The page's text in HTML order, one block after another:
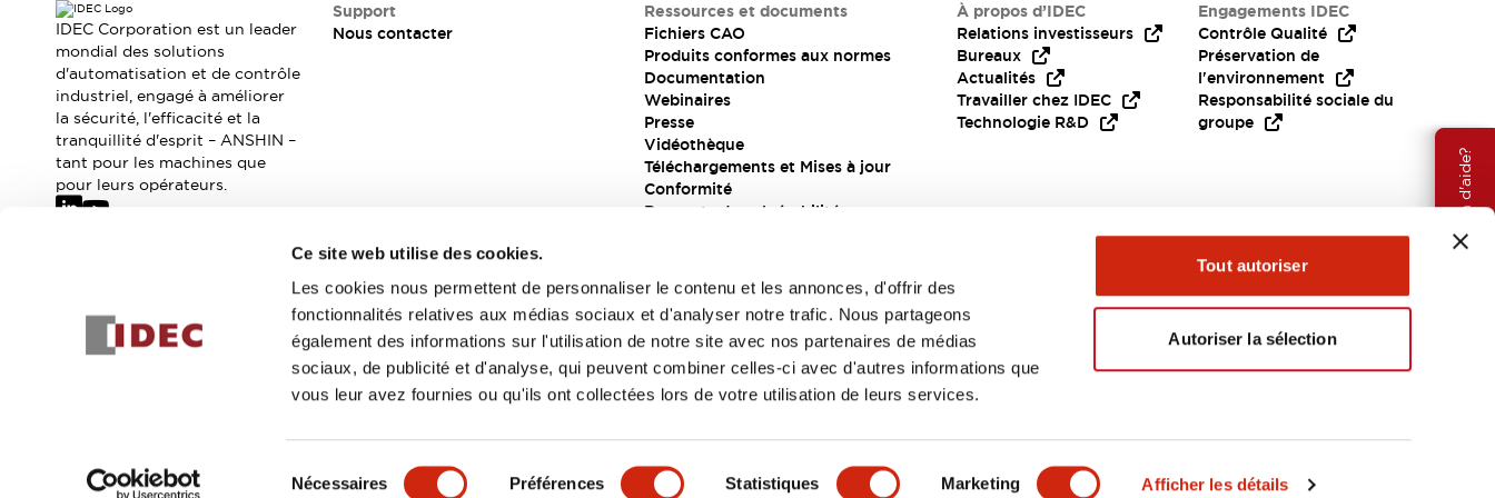
Ce site web utilise des cookies.
Les cookies nous permettent de personnaliser le contenu et les annonces, d'offrir des
fonctionnalités relatives aux médias sociaux et d'analyser notre trafic. Nous partageons
également des informations sur l'utilisation de notre site avec nos partenaires de médias
sociaux, de publicité et d'analyse, qui peuvent combiner celles-ci avec d'autres informations que
vous leur avez fournies ou qu'ils ont collectées lors de votre utilisation de leurs services.
Nécessaires Préférences Statistiques Marketing Afficher les détails
Tout autoriser
Autoriser la sélection
Où acheter
Distributeurs en ligne
Besoin d'aide?
DÉTAILS DU PRODUIT CARACTÉRISTIQUES CLÉS SPÉCIFICATIONS DOCUMENTS ET FICHIERS
IDEC Corporation est un leader
mondial des solutions
d'automatisation et de contrôle
industriel, engagé à améliorer
la sécurité, l'efficacité et la
tranquillité d'esprit – ANSHIN –
tant pour les machines que
pour leurs opérateurs.
Support
Nous contacter
Ressources et documents
Fichiers CAO
Produits conformes aux normes
Documentation
Webinaires
Presse
Vidéothèque
Téléchargements et Mises à jour
Conformité
Rapports de vulnérabilité
À propos d’IDEC
Relations investisseurs
Bureaux
Actualités
Travailler chez IDEC
Technologie R&D
Engagements IDEC
Contrôle Qualité
Préservation de
l'environnement
Responsabilité sociale du
groupe
Inscrivez-vous
Politique de confidentialitéConditions générales EMEA